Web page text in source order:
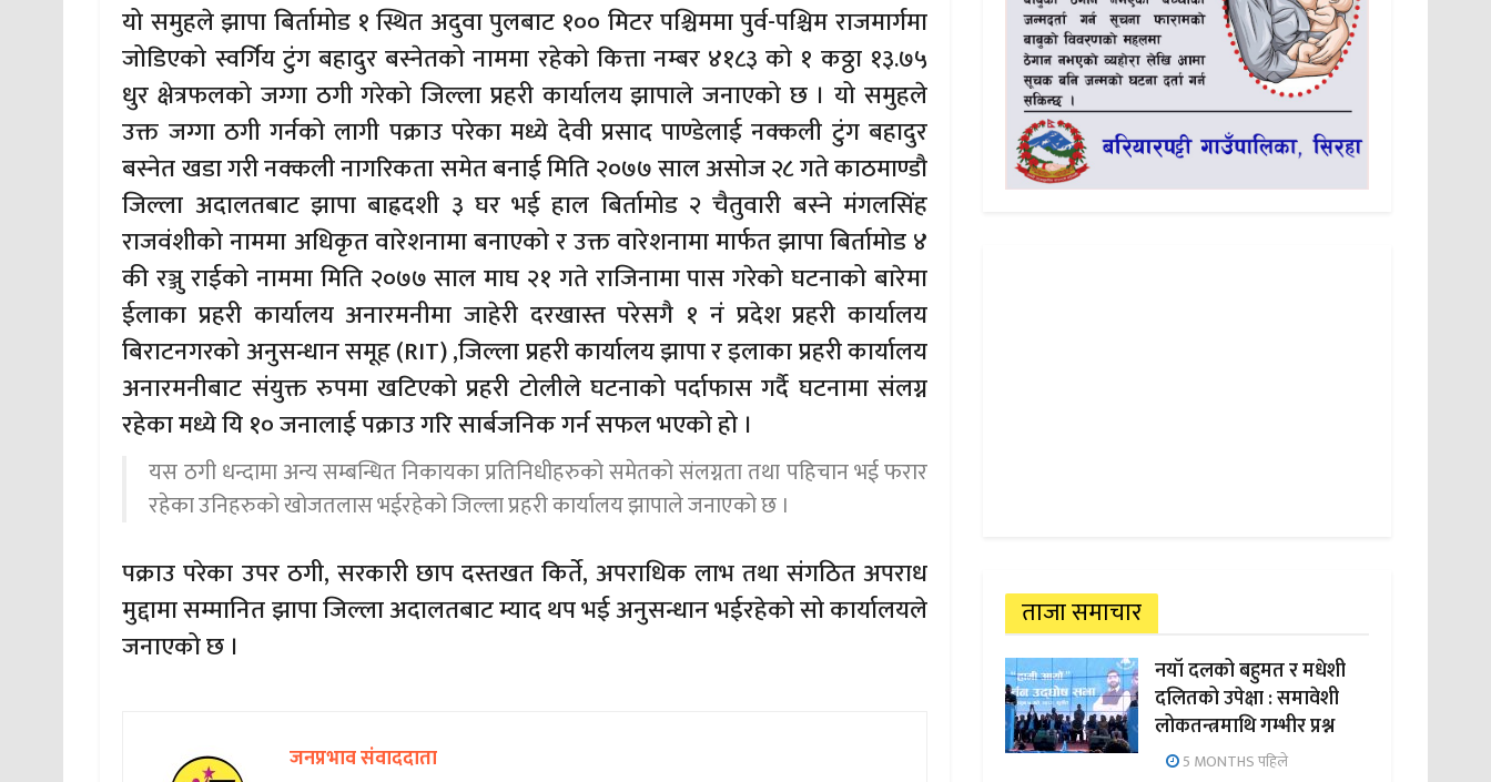
यो समुहले झापा बिर्तामोड १ स्थित अदुवा पुलबाट १०० मिटर पश्चिममा पुर्व-पश्चिम राजमार्गमा
जोडिएको स्वर्गिय टुंग बहादुर बस्नेतको नाममा रहेको कित्ता नम्बर ४१८३ को १ कठ्ठा १३.७५
धुर क्षेत्रफलको जग्गा ठगी गरेको जिल्ला प्रहरी कार्यालय झापाले जनाएको छ । यो समुहले
उक्त जग्गा ठगी गर्नको लागी पक्राउ परेका मध्ये देवी प्रसाद पाण्डेलाई नक्कली टुंग बहादुर
बस्नेत खडा गरी नक्कली नागरिकता समेत बनाई मिति २०७७ साल असोज २८ गते काठमाण्डौ
जिल्ला अदालतबाट झापा बाह्रदशी ३ घर भई हाल बिर्तामोड २ चैतुवारी बस्ने मंगलसिंह
राजवंशीको नाममा अधिकृत वारेशनामा बनाएको र उक्त वारेशनामा मार्फत झापा बिर्तामोड ४
की रञ्जु राईको नाममा मिति २०७७ साल माघ २१ गते राजिनामा पास गरेको घटनाको बारेमा
ईलाका प्रहरी कार्यालय अनारमनीमा जाहेरी दरखास्त परेसगै १ नं प्रदेश प्रहरी कार्यालय
बिराटनगरको अनुसन्धान समूह (RIT) ,जिल्ला प्रहरी कार्यालय झापा र इलाका प्रहरी कार्यालय
अनारमनीबाट संयुक्त रुपमा खटिएको प्रहरी टोलीले घटनाको पर्दाफास गर्दै घटनामा संलग्न
रहेका मध्ये यि १० जनालाई पक्राउ गरि सार्बजनिक गर्न सफल भएको हो ।
यस ठगी धन्दामा अन्य सम्बन्धित निकायका प्रतिनिधीहरुको समेतको संलग्नता तथा पहिचान भई फरार
रहेका उनिहरुको खोजतलास भईरहेको जिल्ला प्रहरी कार्यालय झापाले जनाएको छ ।
पक्राउ परेका उपर ठगी, सरकारी छाप दस्तखत किर्ते, अपराधिक लाभ तथा संगठित अपराध
मुद्दामा सम्मानित झापा जिल्ला अदालतबाट म्याद थप भई अनुसन्धान भईरहेको सो कार्यालयले
जनाएको छ ।
जनप्रभाव संवाददाता
ताजा समाचार
नयाँ दलको बहुमत र मधेशी
दलितको उपेक्षा : समावेशी
लोकतन्त्रमाथि गम्भीर प्रश्न
5 MONTHS पहिले